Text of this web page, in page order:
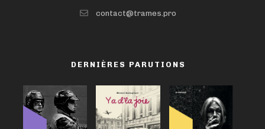
contact@trames.pro
DERNIÈRES PARUTIONS